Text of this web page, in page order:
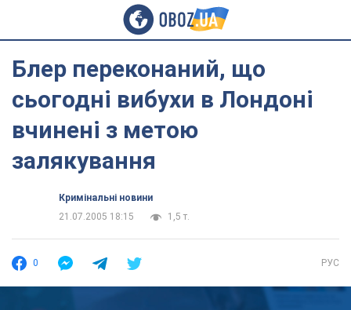
Блер переконаний, що
сьогодні вибухи в Лондоні
вчинені з метою
залякування
Кримінальні новини
21.07.2005 18:15
1,5 т.
0 РУС